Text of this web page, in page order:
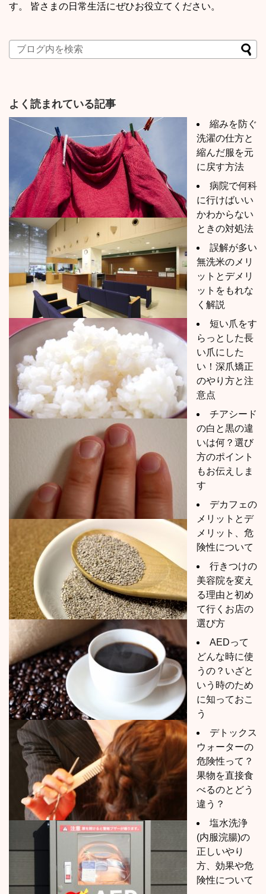
す。 皆さまの日常生活にぜひお役立てください。
よく読まれている記事
縮みを防ぐ
洗濯の仕方と
縮んだ服を元
に戻す方法
病院で何科
に行けばいい
かわからない
ときの対処法
誤解が多い
無洗米のメリ
ットとデメリ
ットをもれな
く解説
短い爪をす
らっとした長
い爪にした
い！深爪矯正
のやり方と注
意点
チアシード
の白と黒の違
いは何？選び
方のポイント
もお伝えしま
す
デカフェの
メリットとデ
メリット、危
険性について
行きつけの
美容院を変え
る理由と初め
て行くお店の
選び方
AEDって
どんな時に使
うの？いざと
いう時のため
に知っておこ
う
デトックス
ウォーターの
危険性って？
果物を直接食
べるのとどう
違う？
塩水洗浄
(内服浣腸)の
正しいやり
方、効果や危
険性について